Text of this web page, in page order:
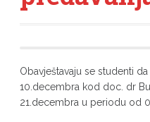
Obavještavaju se studenti
10.decembra kod doc. dr
21.decembra u periodu od